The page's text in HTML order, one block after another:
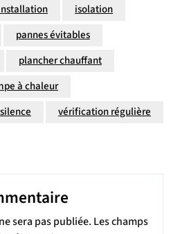
isolation
pannes évitables
plancher chauffant
à chaleur
silence vérification régulière
sera pas publiée. Les champs